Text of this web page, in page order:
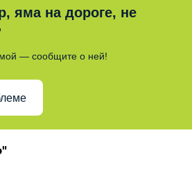
яма на дороге, не
— сообщите о ней!